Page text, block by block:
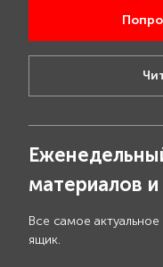
материалов
Все самое
ящик.